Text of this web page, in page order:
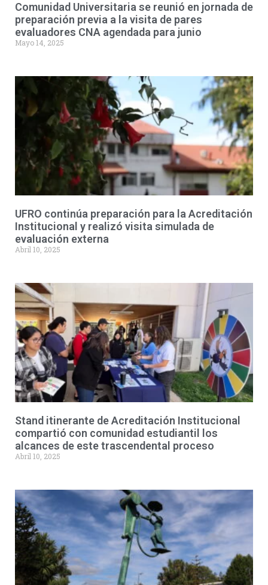
Comunidad Universitaria se reunió en jornada de
preparación previa a la visita de pares
evaluadores CNA agendada para junio
Mayo 14, 2025
UFRO continúa preparación para la Acreditación
Institucional y realizó visita simulada de
evaluación externa
Abril 10, 2025
Stand itinerante de Acreditación Institucional
compartió con comunidad estudiantil los
alcances de este trascendental proceso
Abril 10, 2025